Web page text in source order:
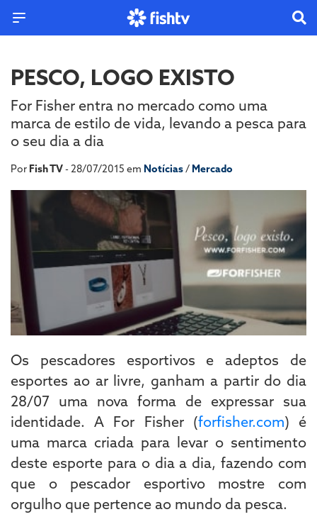
PESCO, LOGO EXISTO
For Fisher entra no mercado como uma
marca de estilo de vida, levando a pesca para
o seu dia a dia
Por Fish TV- 28/07/2015 em Notícias/ Mercado
Os pescadores esportivos e adeptos de
esportes ao ar livre, ganham a partir do dia
28/07 uma nova forma de expressar sua
identidade. A For Fisher (forfisher.com) é
uma marca criada para levar o sentimento
deste esporte para o dia a dia, fazendo com
que o pescador esportivo mostre com
orgulho que pertence ao mundo da pesca.